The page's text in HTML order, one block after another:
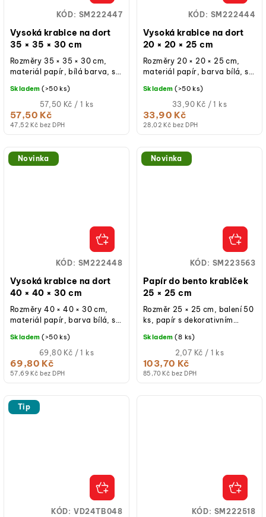
Vysoká krabice na dort
35 × 35 × 30 cm
47,52 Kč bez DPH
57,50 Kč
Měrná
cena:
57,50 Kč / 1 ks
Skladem (>50 ks)
Rozměry 35 × 35 × 30 cm,
materiál papír, bílá barva, s
opakovaně použitelná při
běžném...
KÓD: SM222447
Vysoká krabice na dort
20 × 20 × 25 cm
28,02 Kč bez DPH
33,90 Kč
Měrná
cena:
33,90 Kč / 1 ks
Skladem (>50 ks)
Rozměry 20 × 20 × 25 cm,
materiál papír, barva bílá, s
opakovaně použitelná při
běžném...
KÓD: SM222444
Novinka
Vysoká krabice na dort
40 × 40 × 30 cm
57,69 Kč bez DPH
69,80 Kč
Měrná
cena:
69,80 Kč / 1 ks
Skladem (>50 ks)
Rozměry 40 × 40 × 30 cm,
materiál papír, barva bílá, s
opakovaně použitelná při
běžném...
KÓD: SM222448
Novinka
Papír do bento krabiček
25 × 25 cm
85,70 Kč bez DPH
103,70 Kč
Měrná
cena:
2,07 Kč / 1 ks
Skladem (8 ks)
Rozměr 25 × 25 cm, balení 50
ks, papír s dekorativním
krabiček i pro balení zákusků.
KÓD: SM223563
Tip
KÓD: VD24TB048 KÓD: SM222518